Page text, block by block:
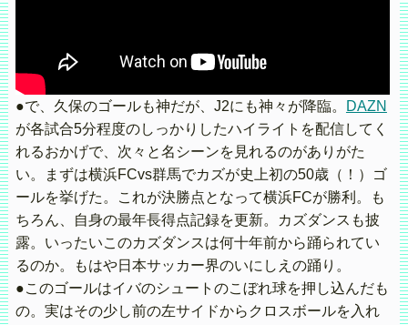
●で、久保のゴールも神だが、J2にも神々が降臨。
DAZN
が各試合5分程度のしっかりしたハイライトを配信してく
れるおかげで、次々と名シーンを見れるのがありがた
い。まずは横浜FCvs群馬でカズが史上初の50歳（！）ゴ
ールを挙げた。これが決勝点となって横浜FCが勝利。も
ちろん、自身の最年長得点記録を更新。カズダンスも披
露。いったいこのカズダンスは何十年前から踊られてい
るのか。もはや日本サッカー界のいにしえの踊り。
●このゴールはイバのシュートのこぼれ球を押し込んだも
の。実はその少し前の左サイドからクロスボールを入れ